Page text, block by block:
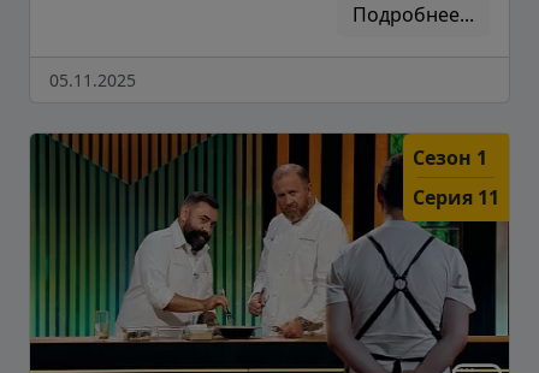
Подробнее...
05.11.2025
Сезон 1
Серия 11